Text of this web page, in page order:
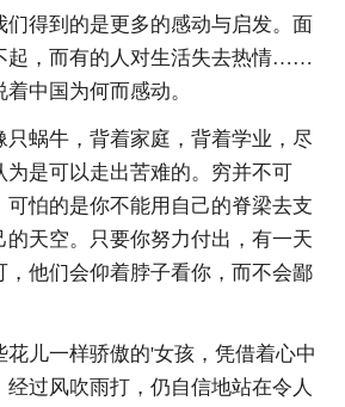
们得到的是更多的感动与启发。面
起，而有的人对生活失去热情……
中国为何而感动。
只蜗牛，背着家庭，背着学业，尽
为是可以走出苦难的。穷并不可
可怕的是你不能用自己的脊梁去支
的天空。只要你努力付出，有一天
，他们会仰着脖子看你，而不会鄙
花儿一样骄傲的'女孩，凭借着心中
过风吹雨打，仍自信地站在令人